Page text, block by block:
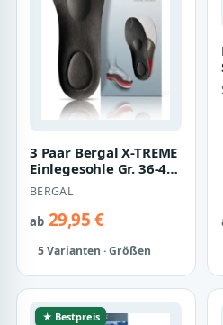
3 Paar Bergal X-TREME
Einlegesohle Gr. 36-46
dämpfende Sohle
(Weiches,…
BERGAL
ab29,95 €
5 Varianten · Größen
★ Bestpreis